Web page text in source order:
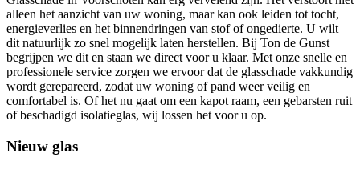
alleen het aanzicht van uw woning, maar kan ook leiden tot tocht,
energieverlies en het binnendringen van stof of ongedierte. U wilt
dit natuurlijk zo snel mogelijk laten herstellen. Bij Ton de Gunst
begrijpen we dit en staan we direct voor u klaar. Met onze snelle en
professionele service zorgen we ervoor dat de glasschade vakkundig
wordt gerepareerd, zodat uw woning of pand weer veilig en
comfortabel is. Of het nu gaat om een kapot raam, een gebarsten ruit
of beschadigd isolatieglas, wij lossen het voor u op.
Nieuw glas